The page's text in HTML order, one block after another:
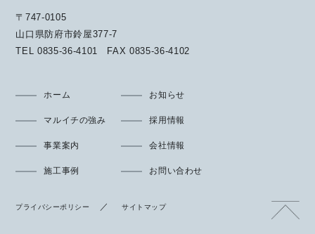
〒747-0105
山口県防府市鈴屋377-7
TEL0835-36-4101 FAX0835-36-4102
ホーム お知らせ
マルイチの強み 採用情報
事業案内 会社情報
施工事例 お問い合わせ
プライバシーポリシー サイトマップ